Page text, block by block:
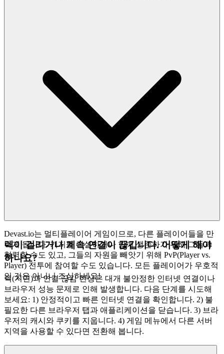
Devast.io는 멀티플레이어 게임이므로, 다른 플레이어들을 만
나게 됩니다. 기지를 건설하거나 함께 생존하기 위해 그들과
협력할 수도 있고, 그들의 자원을 빼앗기 위해 PvP(Player vs.
Player) 전투에 참여할 수도 있습니다. 모든 플레이어가 우호적
인 것은 아니니 조심하세요!
렉이 걸리거나 계속 연결이 끊깁니다. 어떻게 해야
하나요?
렉(지연)과 연결 끊김 현상은 대개 불안정한 인터넷 연결이나
브라우저 성능 문제로 인해 발생합니다. 다음 단계를 시도해
보세요: 1) 안정적이고 빠른 인터넷 연결을 확인합니다. 2) 불
필요한 다른 브라우저 탭과 애플리케이션을 닫습니다. 3) 브라
우저의 캐시와 쿠키를 지웁니다. 4) 게임 메뉴에서 다른 서버
지역을 사용할 수 있다면 전환해 봅니다.